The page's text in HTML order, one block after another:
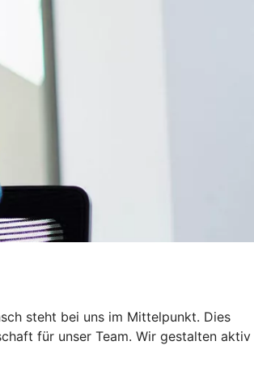
steht bei uns im Mittelpunkt. Dies
für unser Team. Wir gestalten aktiv